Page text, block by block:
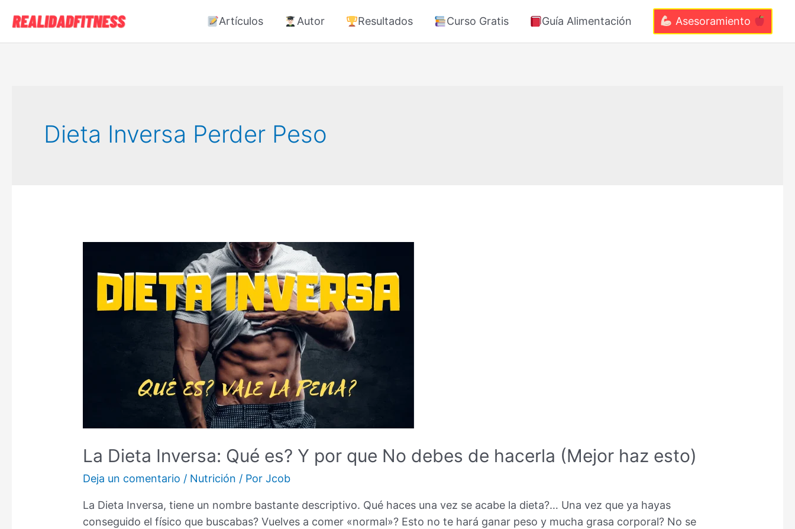
contenido
Artículos Autor Resultados Curso Gratis Guía Alimentación Asesoramiento
Dieta Inversa Perder Peso
La Dieta Inversa: Qué es? Y por que No debes de hacerla (Mejor haz esto)
Deja un comentario / Nutrición / PorJcob
La Dieta Inversa, tiene un nombre bastante descriptivo. Qué haces una vez se acabe la dieta?… Una vez que ya hayas
conseguido el físico que buscabas? Vuelves a comer «normal»? Esto no te hará ganar peso y mucha grasa corporal? No se